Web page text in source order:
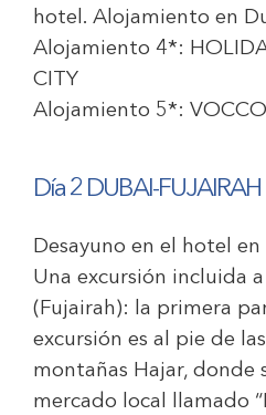
hotel. Alojamiento en
Alojamiento 4*:
CITY
Alojamiento 5*:
Día 2 DUBAI-FUJAIRAH
Desayuno en el hotel
Una excursión incluida
(Fujairah): la primera
excursión es al pie de
montañas Hajar, donde
mercado local llamado